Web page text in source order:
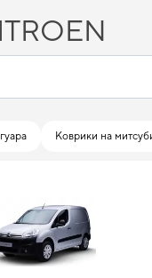
Коврики на